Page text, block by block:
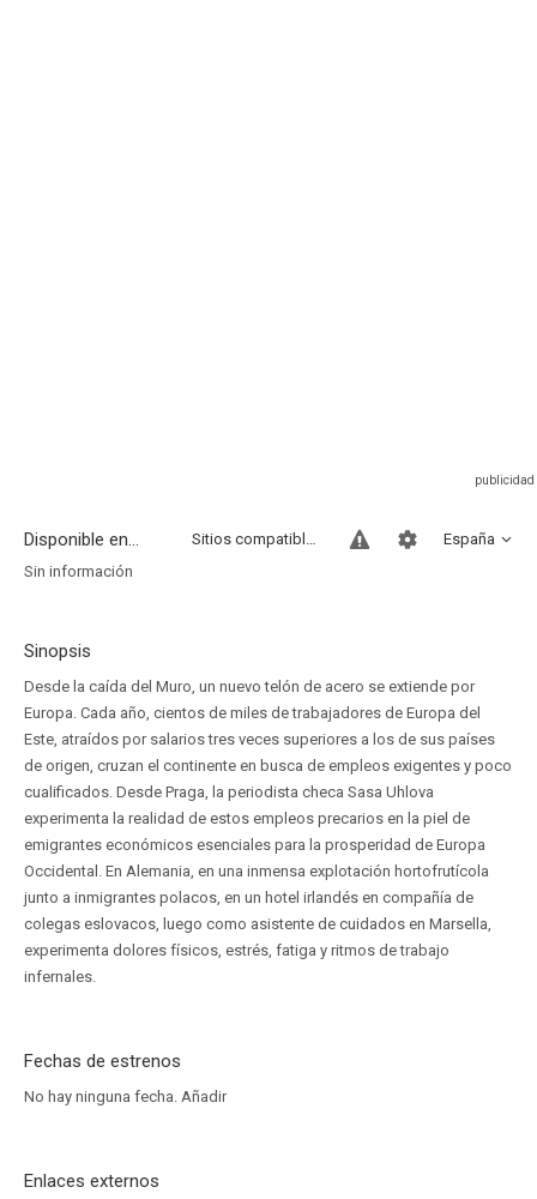
Disponible en... España
Sitios compatibles
Sin información
Sinopsis
Desde la caída del Muro, un nuevo telón de acero se extiende por
Europa. Cada año, cientos de miles de trabajadores de Europa del
Este, atraídos por salarios tres veces superiores a los de sus países
de origen, cruzan el continente en busca de empleos exigentes y poco
cualificados. Desde Praga, la periodista checa Sasa Uhlova
experimenta la realidad de estos empleos precarios en la piel de
emigrantes económicos esenciales para la prosperidad de Europa
Occidental. En Alemania, en una inmensa explotación hortofrutícola
junto a inmigrantes polacos, en un hotel irlandés en compañía de
colegas eslovacos, luego como asistente de cuidados en Marsella,
experimenta dolores físicos, estrés, fatiga y ritmos de trabajo
infernales.
Fechas de estrenos
No hay ninguna fecha. Añadir
Enlaces externos